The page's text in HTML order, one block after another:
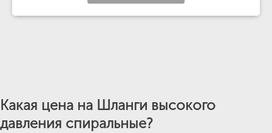
Какая цена на Шланги высокого
давления спиральные?